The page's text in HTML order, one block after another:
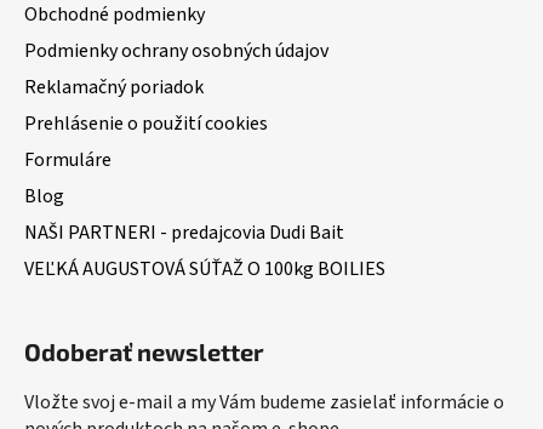
Obchodné podmienky
Podmienky ochrany osobných údajov
Reklamačný poriadok
Prehlásenie o použití cookies
Formuláre
Blog
NAŠI PARTNERI - predajcovia Dudi Bait
VEĽKÁ AUGUSTOVÁ SÚŤAŽ O 100kg BOILIES
Odoberať newsletter
Vložte svoj e-mail a my Vám budeme zasielať informácie o